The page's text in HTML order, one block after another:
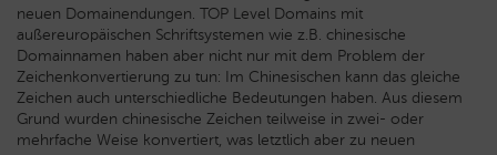
neuen Domainendungen. TOP Level Domains mit
außereuropäischen Schriftsystemen wie z.B. chinesische
Domainnamen haben aber nicht nur mit dem Problem der
Zeichenkonvertierung zu tun: Im Chinesischen kann das gleiche
Zeichen auch unterschiedliche Bedeutungen haben. Aus diesem
Grund wurden chinesische Zeichen teilweise in zwei- oder
mehrfache Weise konvertiert, was letztlich aber zu neuen